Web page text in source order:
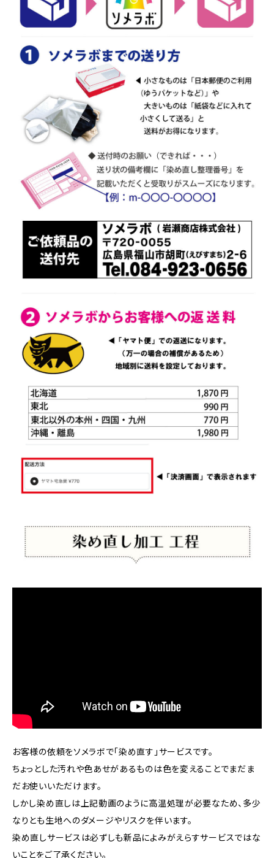
お客様の依頼をソメラボで「染め直す」サービスです。
ちょっとした汚れや色あせがあるものは色を変えることでまだま
だお使いいただけます。
しかし染め直しは上記動画のように高温処理が必要なため、多少
なりとも生地へのダメージやリスクを伴います。
染め直しサービスは必ずしも新品によみがえらすサービスではな
いことをご了承ください。